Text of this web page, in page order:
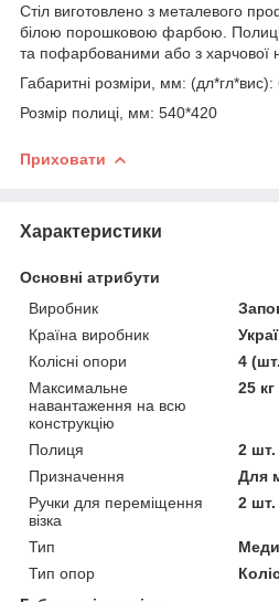
Стіл виготовлено з металевого
білою порошковою фарбою.
та пофарбованими або з харчової
Габаритні розміри, мм:
Розмір полиці, мм: 540*420
Приховати
Характеристики
Основні атрибути
Виробник
Країна виробник
Колісні опори
4
Максимальне
навантаження на всю
конструкцію
25 кг
Полиця
2 шт.
Призначення
Для
Ручки для переміщення
візка
2 шт.
Тип
Тип опор